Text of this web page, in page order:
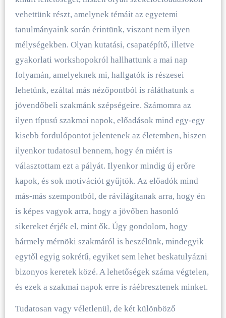
vehettünk részt, amelynek témáit az egyetemi
tanulmányaink során érintünk, viszont nem ilyen
mélységekben. Olyan kutatási, csapatépítő, illetve
gyakorlati workshopokról hallhattunk a mai nap
folyamán, amelyeknek mi, hallgatók is részesei
lehetünk, ezáltal más nézőpontból is ráláthatunk a
jövendőbeli szakmánk szépségeire. Számomra az
ilyen típusú szakmai napok, előadások mind egy-egy
kisebb fordulópontot jelentenek az életemben, hiszen
ilyenkor tudatosul bennem, hogy én miért is
választottam ezt a pályát. Ilyenkor mindig új erőre
kapok, és sok motivációt gyűjtök. Az előadók mind
más-más szempontból, de rávilágítanak arra, hogy én
is képes vagyok arra, hogy a jövőben hasonló
sikereket érjék el, mint ők. Úgy gondolom, hogy
bármely mérnöki szakmáról is beszélünk, mindegyik
egytől egyig sokrétű, egyiket sem lehet beskatulyázni
bizonyos keretek közé. A lehetőségek száma végtelen,
és ezek a szakmai napok erre is ráébresztenek minket.
Tudatosan vagy véletlenül, de két különböző